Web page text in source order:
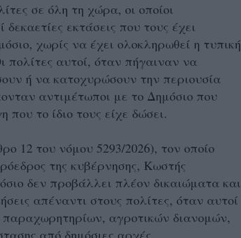
σε όλη τη χώρα, οι οποίοι
εκτάσεις που τους έχει
χωρίς να έχει ολοκληρωθεί η τυπική
πολίτες αυτοί, όταν πήγαιναν να
ή να κατοχυρώσουν την περιουσία
αντιμέτωποι με το Δημόσιο που
που το ίδιο τους είχε δώσει.
12 του νόμου 5293/2026), τον οποίο
της κυβέρνησης, Κωστής
δεν προβάλλει πλέον δικαιώματα και
απέναντι στους πολίτες, όταν αυτοί
αγροτικών διανομών,